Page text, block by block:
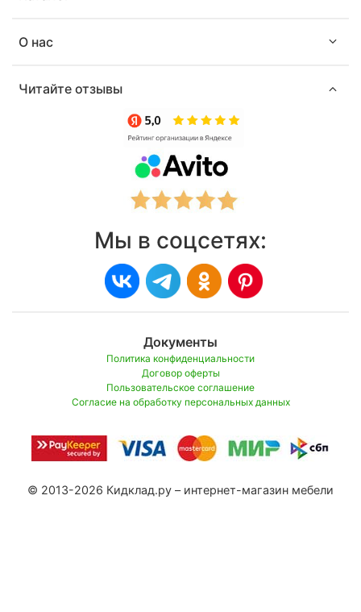
О нас
Читайте отзывы
Мы в соцсетях:
Документы
Политика конфиденциальности
Договор оферты
Пользовательское соглашение
Согласие на обработку персональных данных
© 2013-2026 Кидклад.ру – интернет-магазин мебели